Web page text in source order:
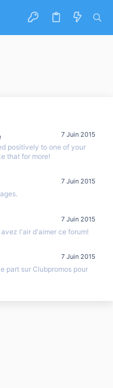
7 Juin 2015
positively to one of your
that for more!
7 Juin 2015
7 Juin 2015
l'air d'aimer ce forum!
7 Juin 2015
part sur Clubpromos pour